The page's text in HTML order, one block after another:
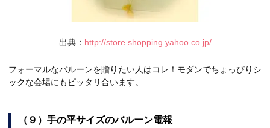
出典： http://store.shopping.yahoo.co.jp/
フォーマルなバルーンを贈りたい人はコレ！モダンでちょっぴりシ
ックな会場にもピッタリ合います。
（９）手の平サイズのバルーン電報